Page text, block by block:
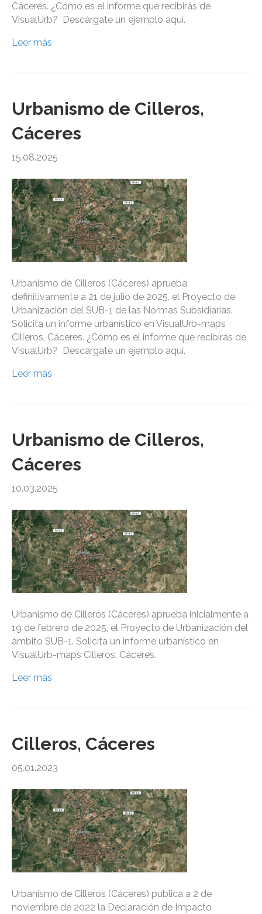
Cáceres. ¿Cómo es el informe que recibirás de
VisualUrb? Descárgate un ejemplo aquí.
Leer más
Urbanismo de Cilleros,
Cáceres
15.08.2025
Urbanismo de Cilleros (Cáceres) aprueba
definitivamente a 21 de julio de 2025, el Proyecto de
Urbanización del SUB-1 de las Normas Subsidiarias.
Solicita un informe urbanístico en VisualUrb-maps
Cilleros, Cáceres. ¿Cómo es el informe que recibirás de
VisualUrb? Descárgate un ejemplo aquí.
Leer más
Urbanismo de Cilleros,
Cáceres
10.03.2025
Urbanismo de Cilleros (Cáceres) aprueba inicialmente a
19 de febrero de 2025, el Proyecto de Urbanización del
ámbito SUB-1. Solicita un informe urbanístico en
VisualUrb-maps Cilleros, Cáceres.
Leer más
Cilleros, Cáceres
05.01.2023
Urbanismo de Cilleros (Cáceres) publica a 2 de
noviembre de 2022 la Declaración de Impacto